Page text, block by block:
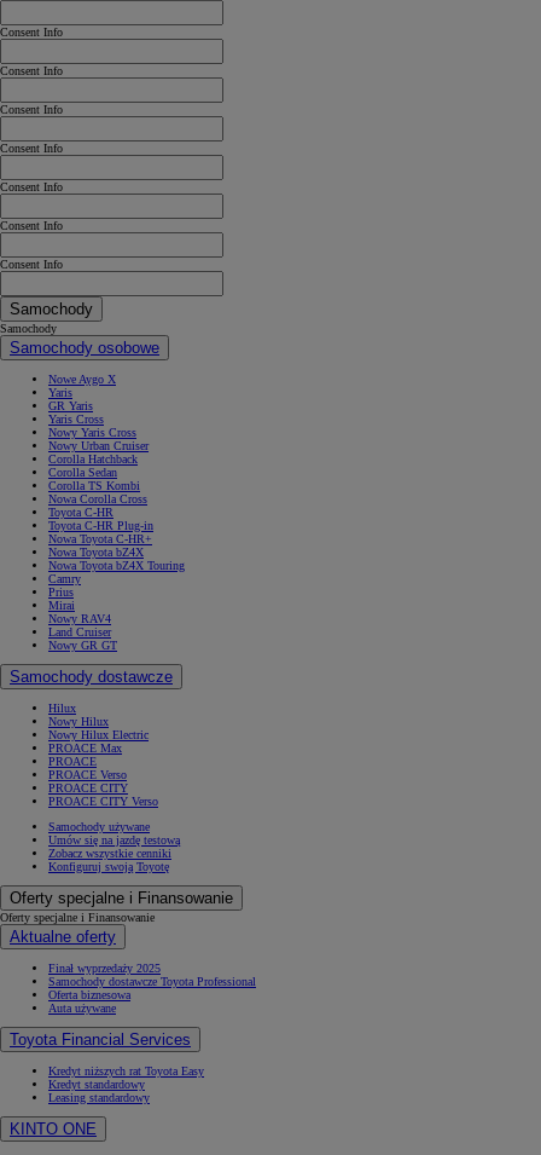
Consent Info
Consent Info
Consent Info
Consent Info
Consent Info
Consent Info
Consent Info
Samochody
Samochody
Samochody osobowe
Nowe Aygo X
Yaris
GR Yaris
Yaris Cross
Nowy Yaris Cross
Nowy Urban Cruiser
Corolla Hatchback
Corolla Sedan
Corolla TS Kombi
Nowa Corolla Cross
Toyota C-HR
Toyota C-HR Plug-in
Nowa Toyota C-HR+
Nowa Toyota bZ4X
Nowa Toyota bZ4X Touring
Camry
Prius
Mirai
Nowy RAV4
Land Cruiser
Nowy GR GT
Samochody dostawcze
Hilux
Nowy Hilux
Nowy Hilux Electric
PROACE Max
PROACE
PROACE Verso
PROACE CITY
PROACE CITY Verso
Samochody używane
Umów się na jazdę testową
Zobacz wszystkie cenniki
Konfiguruj swoją Toyotę
Oferty specjalne i Finansowanie
Oferty specjalne i Finansowanie
Aktualne oferty
Finał wyprzedaży 2025
Samochody dostawcze Toyota Professional
Oferta biznesowa
Auta używane
Toyota Financial Services
Kredyt niższych rat Toyota Easy
Kredyt standardowy
Leasing standardowy
KINTO ONE